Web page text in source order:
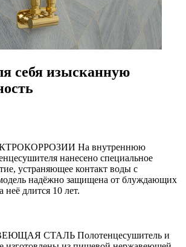
себя изысканную
На внутреннюю
нанесено специальное
устраняющее контакт воды с
надёжно защищена от блуждающих
неё длится 10 лет.
СТАЛЬ Полотенцесушитель и